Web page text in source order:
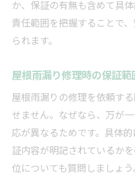
か、保証の有無も含めて具
責任範囲を把握することで
られます。
屋根雨漏り修理時の保証
屋根雨漏りの修理を依頼す
せません。なぜなら、万が
応が異なるためです。具体
証内容が明記されているか
位についても質問しましょ